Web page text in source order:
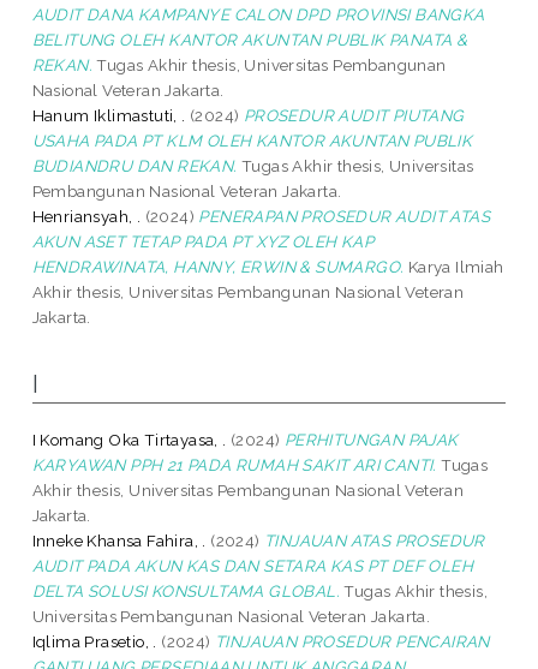
AUDIT DANA KAMPANYE CALON DPD PROVINSI BANGKA
BELITUNG OLEH KANTOR AKUNTAN PUBLIK PANATA &
REKAN. Tugas Akhir thesis, Universitas Pembangunan
Nasional Veteran Jakarta.
Hanum Iklimastuti, .
(2024) PROSEDUR AUDIT PIUTANG
USAHA PADA PT KLM OLEH KANTOR AKUNTAN PUBLIK
BUDIANDRU DAN REKAN. Tugas Akhir thesis, Universitas
Pembangunan Nasional Veteran Jakarta.
Henriansyah, .
(2024) PENERAPAN PROSEDUR AUDIT ATAS
AKUN ASET TETAP PADA PT XYZ OLEH KAP
HENDRAWINATA, HANNY, ERWIN & SUMARGO. Karya Ilmiah
Akhir thesis, Universitas Pembangunan Nasional Veteran
Jakarta.
I
I Komang Oka Tirtayasa, . (2024) PERHITUNGAN PAJAK
KARYAWAN PPH 21 PADA RUMAH SAKIT ARI CANTI. Tugas
Akhir thesis, Universitas Pembangunan Nasional Veteran
Jakarta.
Inneke Khansa Fahira, .
(2024) TINJAUAN ATAS PROSEDUR
AUDIT PADA AKUN KAS DAN SETARA KAS PT DEF OLEH
DELTA SOLUSI KONSULTAMA GLOBAL. Tugas Akhir thesis,
Universitas Pembangunan Nasional Veteran Jakarta.
Iqlima Prasetio, .
(2024) TINJAUAN PROSEDUR PENCAIRAN